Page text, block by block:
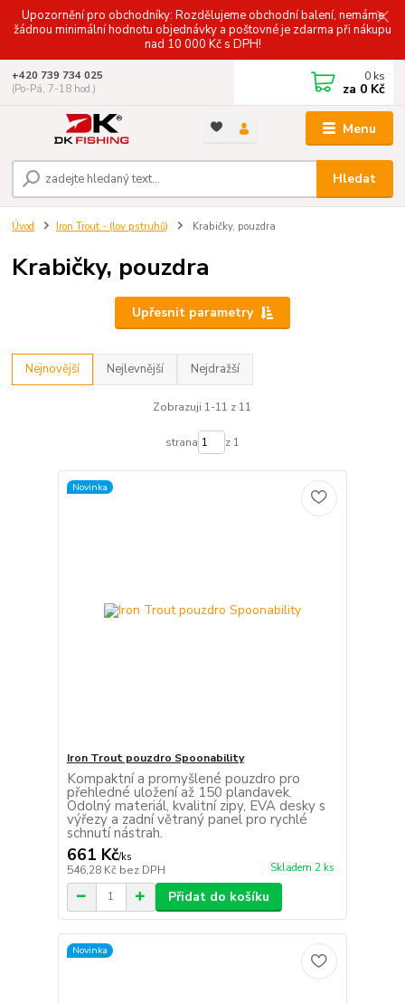
Upozornění pro obchodníky: Rozdělujeme obchodní balení, nemáme
žádnou minimální hodnotu objednávky a poštovné je zdarma při nákupu
nad 10 000 Kč s DPH!
Menu
Hledat
+420 739 734 025
(Po-Pá, 7-18 hod.)
0 ks
za 0 Kč
Úvod Iron Trout - (lov pstruhů) Krabičky, pouzdra
Krabičky, pouzdra
Upřesnit parametry
Nejnovější Nejlevnější Nejdražší
Zobrazuji 1-11 z 11
strana z 1
Novinka
Iron Trout pouzdro Spoonability
Kompaktní a promyšlené pouzdro pro
přehledné uložení až 150 plandavek.
Odolný materiál, kvalitní zipy, EVA desky s
výřezy a zadní větraný panel pro rychlé
schnutí nástrah.
661 Kč/ks
546,28 Kč bez DPH Skladem 2 ks
Přidat do košíku
Novinka